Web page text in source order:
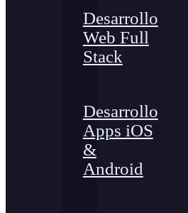
Desarrollo
Web Full
Stack
Desarrollo
Apps iOS
&
Android